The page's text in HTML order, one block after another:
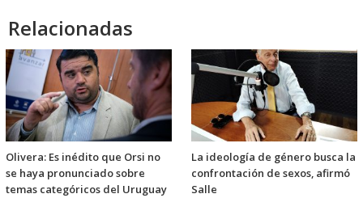
Relacionadas
Olivera: Es inédito que Orsi no
se haya pronunciado sobre
temas categóricos del Uruguay
La ideología de género busca la
confrontación de sexos, afirmó
Salle